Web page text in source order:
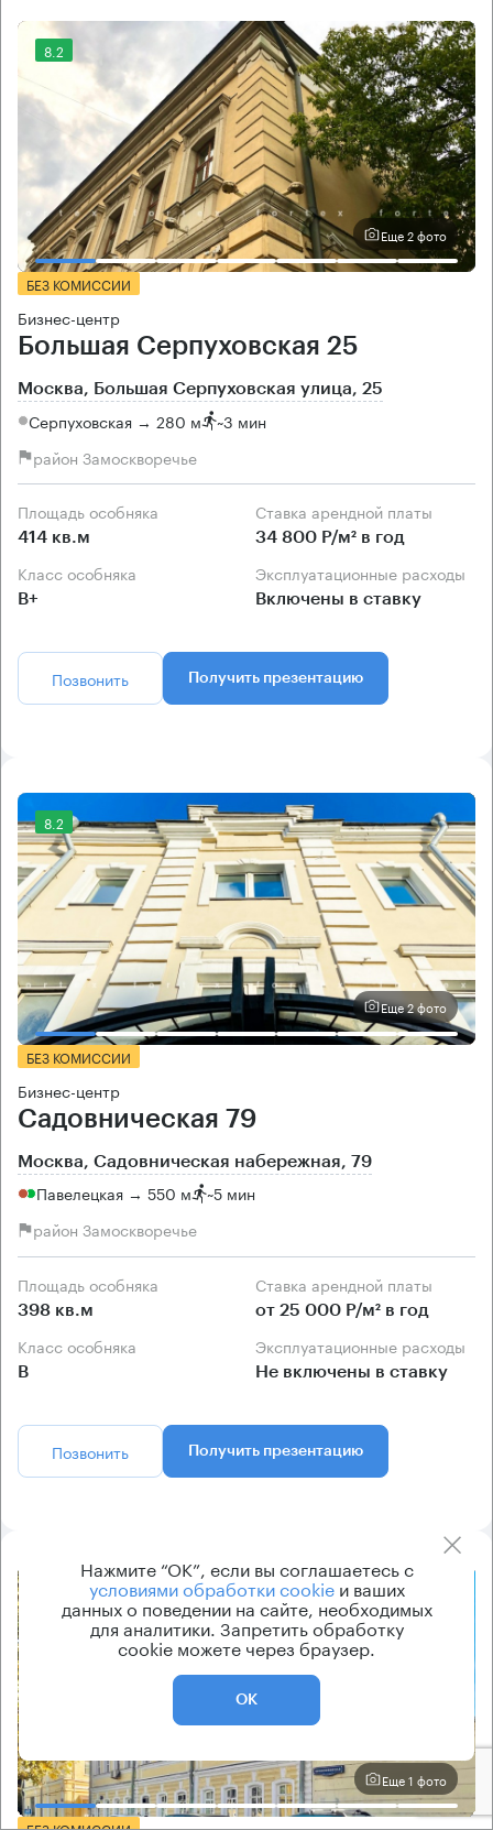
8.2
Еще 2 фото
БЕЗ КОМИССИИ
Бизнес-центр
Большая Серпуховская 25
Москва, Большая Серпуховская улица, 25
Серпуховская → 280 м ~3 мин
район Замоскворечье
Площадь особняка
414 кв.м
Ставка арендной платы
34 800 Р/м² в год
Класс особняка
B+
Эксплуатационные расходы
Включены в ставку
Позвонить Получить презентацию
8.2
Еще 2 фото
БЕЗ КОМИССИИ
Бизнес-центр
Садовническая 79
Москва, Садовническая набережная, 79
Павелецкая → 550 м ~5 мин
район Замоскворечье
Площадь особняка
398 кв.м
Ставка арендной платы
от 25 000 Р/м² в год
Класс особняка
B
Эксплуатационные расходы
Не включены в ставку
Позвонить Получить презентацию
Еще 1 фото
Нажмите “ОК”, если вы соглашаетесь с
условиями обработки cookieи ваших
данных о поведении на сайте, необходимых
для аналитики. Запретить обработку
cookie можете через браузер.
ОК